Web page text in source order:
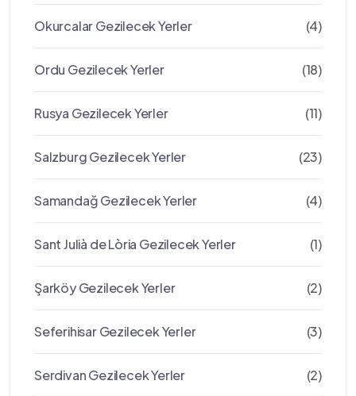
Okurcalar Gezilecek Yerler (4)
Ordu Gezilecek Yerler (18)
Rusya Gezilecek Yerler (11)
Salzburg Gezilecek Yerler (23)
Samandağ Gezilecek Yerler (4)
Sant Julià de Lòria Gezilecek Yerler (1)
Şarköy Gezilecek Yerler (2)
Seferihisar Gezilecek Yerler (3)
Serdivan Gezilecek Yerler (2)